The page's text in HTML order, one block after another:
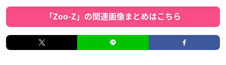
「Zoo-Z」の関連画像まとめはこちら